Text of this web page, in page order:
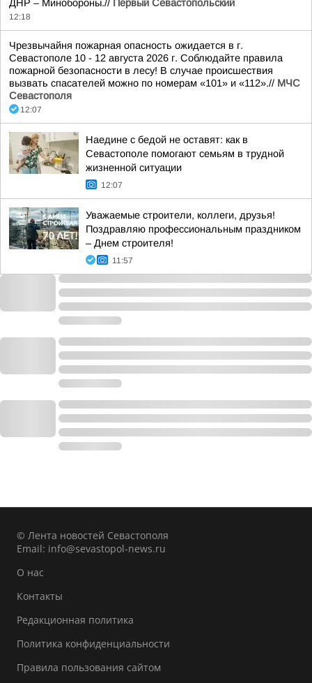
ДНР – Минобороны.// Первый Севастопольский
12:18
Чрезвычайня пожарная опасность ожидается в г.
Севастополе 10 - 12 августа 2026 г. Соблюдайте правила
пожарной безопасности в лесу! В случае происшествия
вызвать спасателей можно по номерам «101» и «112».// МЧС
Севастополя
12:07
Наедине с бедой не оставят: как в
Севастополе помогают семьям в трудной
жизненной ситуации
12:07
Уважаемые строители, коллеги, друзья!
Поздравляю профессиональным праздником
– Днем строителя!
11:57
© Лента новостей Севастополя
Email: info@sevastopol-news.ru
О нас
Контакты
Редакционная политика
Политика конфиденциальности
Правила пользования сайтом